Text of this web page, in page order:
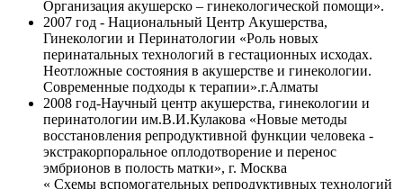
Организация акушерско – гинекологической помощи».
2007 год - Национальный Центр Акушерства,
Гинекологии и Перинатологии «Роль новых
перинатальных технологий в гестационных исходах.
Неотложные состояния в акушерстве и гинекологии.
Современные подходы к терапии».г.Алматы
2008 год-Научный центр акушерства, гинекологии и
перинатологии им.В.И.Кулакова «Новые методы
восстановления репродуктивной функции человека -
экстракорпоральное оплодотворение и перенос
эмбрионов в полость матки», г. Москва
« Cхемы вспомогательных репродуктивных технологий